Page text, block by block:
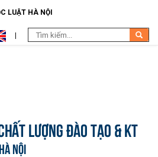
LUẬT HÀ NỘI
lượng đào tạo & KT
NỘI